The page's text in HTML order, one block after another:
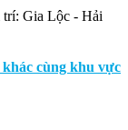
Gia Lộc - Hải
cùng khu vực